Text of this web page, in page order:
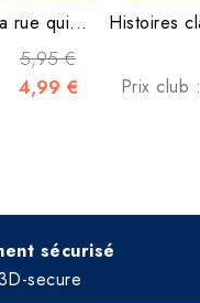
rue qui...
5,95 €
4,99 € Prix club :
sécurisé
secure